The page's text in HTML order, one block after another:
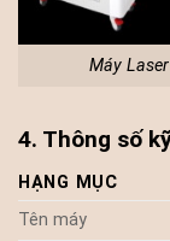
Máy
4. Thông số
HẠNG MỤC
Tên máy